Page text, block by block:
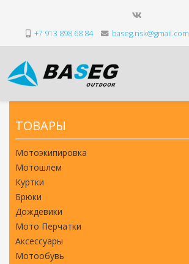
+7 913 898 68 84 baseg.nsk@gmail.com
ТОВАРЫ
Мотоэкипировка
Мотошлем
Куртки
Брюки
Дождевики
Мото Перчатки
Аксессуары
Мотообувь